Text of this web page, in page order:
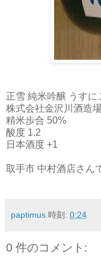
正雪 純米吟醸 うすに
株式会社金沢川酒造
精米歩合 50%
酸度 1.2
日本酒度 +1
取手市 中村酒店さん
paptimus 時刻: 0:24
0 件のコメント: